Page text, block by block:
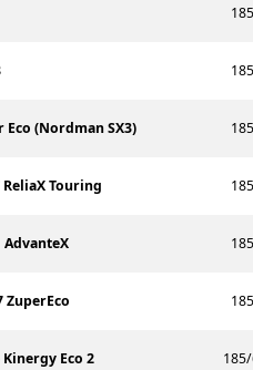
(Nordman SX3)
ReliaX Touring
AdvanteX
ZuperEco
Eco 2